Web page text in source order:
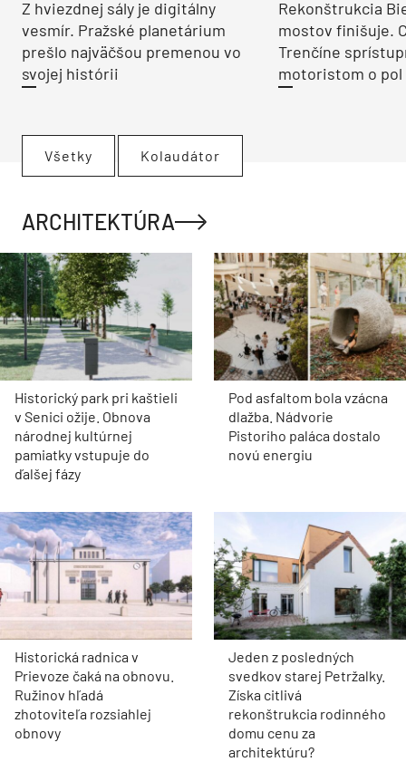
Z hviezdnej sály je digitálny
vesmír. Pražské planetárium
prešlo najväčšou premenou vo
svojej histórii
Rekonštrukcia
mostov finišuje.
Trenčíne
motoristom o pol
Všetky Kolaudátor
ARCHITEKTÚRA
Historický park pri kaštieli
v Senici ožije. Obnova
národnej kultúrnej
pamiatky vstupuje do
ďalšej fázy
Pod asfaltom bola vzácna
dlažba. Nádvorie
Pistoriho paláca dostalo
novú energiu
Historická radnica v
Prievoze čaká na obnovu.
Ružinov hľadá
zhotoviteľa rozsiahlej
obnovy
Jeden z posledných
svedkov starej Petržalky.
Získa citlivá
rekonštrukcia rodinného
domu cenu za
architektúru?